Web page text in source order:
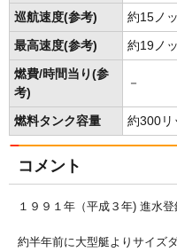
巡航速度(参考) 約15ノ
最高速度(参考) 約19ノ
燃費/時間当り(参
考)
－
燃料タンク容量 約300リ
コメント
１９９１年（平成３年) 進水
約半年前に大型艇よりサイズ